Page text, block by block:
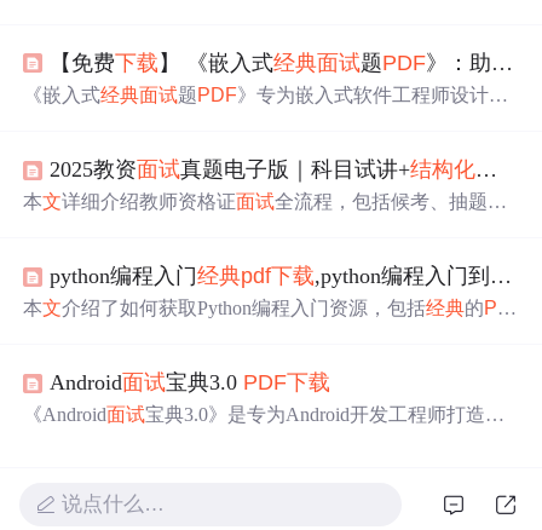
【免费下载 】 《嵌入式经典面试题PDF》：助你轻松应对嵌入式
《嵌入式经典面试题PDF》专为嵌入式软件工程师设计，
提升和转职等场景，具有全面覆盖、实战导向等特点，能
帮助求职者提升面试竞争力。
2025教资面试真题电子版｜科目试讲+结构化真题
本文详细介绍教师资格证面试全流程，包括候考、抽题、
幼儿园各类科目，助力考生高效备考。
python编程入门经典pdf下载,python编程入门到精通
本文介绍了如何获取Python编程入门资源，包括经典的PD
Android面试宝典3.0 PDF下载
《Android面试宝典3.0》是专为Android开发工程师打造的
实战经验和最新技术动态，助开发者提升技能，应对
面
试挑战，可从项目地址
说点什么…